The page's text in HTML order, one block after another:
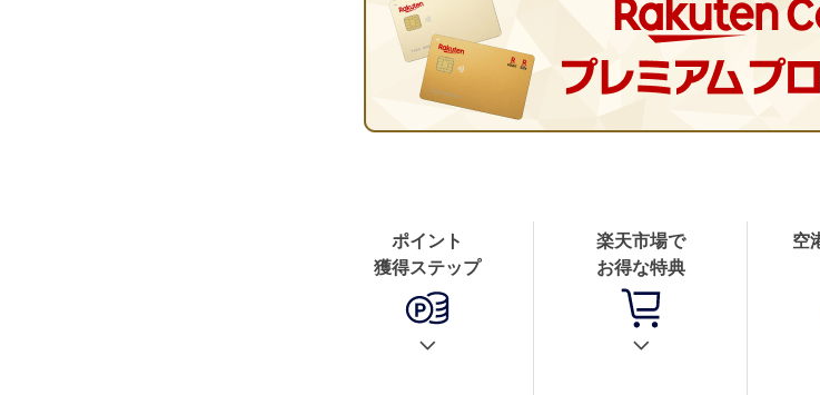
ポイント
獲得ステップ
楽天市場で
お得な特典
空